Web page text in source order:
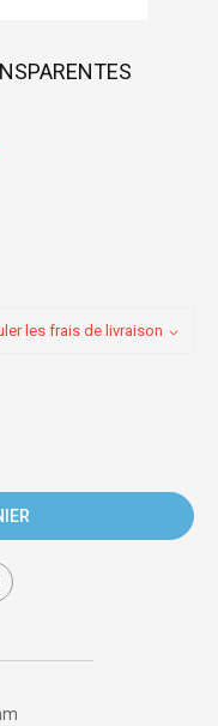
les frais de livraison